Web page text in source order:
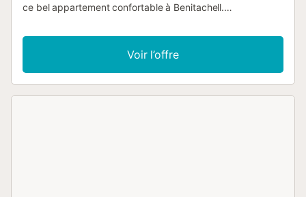
ce bel appartement confortable à Benitachell.
pour vous reposer de votre quotidien stressant. Cuisinez
ensemble dans la cuisine, détendez-vous sur le canapé ou
savourez vos repas sur la terrasse protégée des
intempéries. Vous pouvez également prendre le soleil sur
Voir l’offre